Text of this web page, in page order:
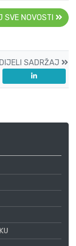
SVE NOVOSTI
SADRŽAJ